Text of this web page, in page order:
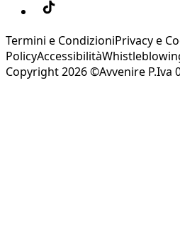
Termini e CondizioniPrivacy e
PolicyAccessibilità
Copyright 2026 ©Avvenire P.Iva